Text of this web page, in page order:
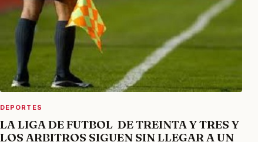
DEPORTES
LA LIGA DE FUTBOL DE TREINTA Y TRES Y
LOS ARBITROS SIGUEN SIN LLEGAR A UN